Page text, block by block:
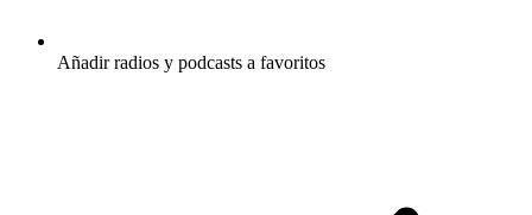
Añadir radios y podcasts a favoritos